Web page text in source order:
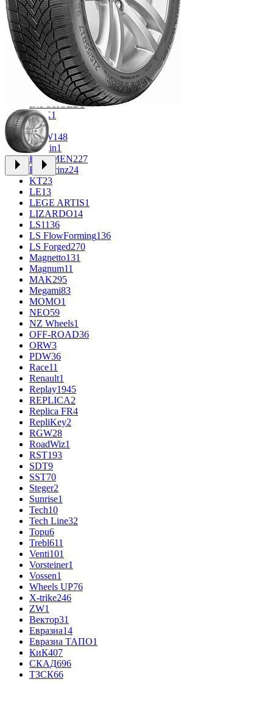
CROSS_STREET31
Eurodisk1
FF30
FR REPLICA1
GR34
Grizzly3
iFree912
iFree Original49
Ikon1
INFORGED1
K&K1
K72
KDW148
Keskin1
KHOMEN227
Kronprinz24
KT23
LE13
LEGE ARTIS1
LIZARDO14
LS1136
LS FlowForming136
LS Forged270
Magnetto131
Magnum11
MAK295
Megami83
MOMO1
NEO59
NZ Wheels1
OFF-ROAD36
ORW3
PDW36
Race11
Renault1
Replay1945
REPLICA2
Replica FR4
RepliKey2
RGW28
RoadWiz1
RST193
SDT9
SST70
Steger2
Sunrise1
Tech10
Tech Line32
Topu6
Trebl611
Venti101
Vorsteiner1
Vossen1
Wheels UP76
X-trike246
ZW1
Вектор31
Евразиа14
Евразиа ТАПО1
КиК407
СКАД696
ТЗСК66